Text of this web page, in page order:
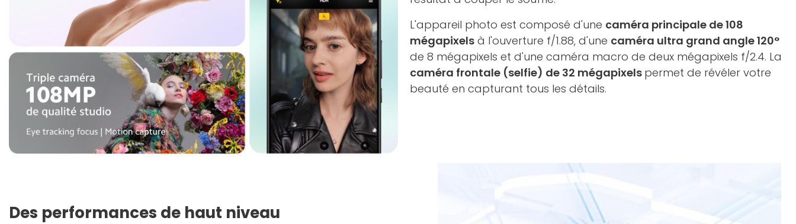
L'appareil photo est composé d'une caméra principale de 108
mégapixels à l'ouverture f/1.88, d'une caméra ultra grand angle 120°
de 8 mégapixels et d'une caméra macro de deux mégapixels f/2.4. La
caméra frontale (selfie) de 32 mégapixels permet de révéler votre
beauté en capturant tous les détails.
Des performances de haut niveau